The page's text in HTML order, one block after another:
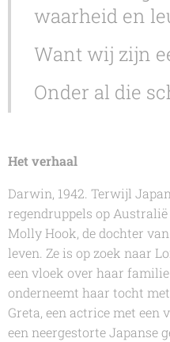
waarheid en
Want wij zijn
Onder al die
Het verhaal
Darwin, 1942. Terwijl
regendruppels op
Molly Hook, de dochter
leven. Ze is op zoek naar
een vloek over haar
onderneemt haar tocht
Greta, een actrice met een
een neergestorte Japanse